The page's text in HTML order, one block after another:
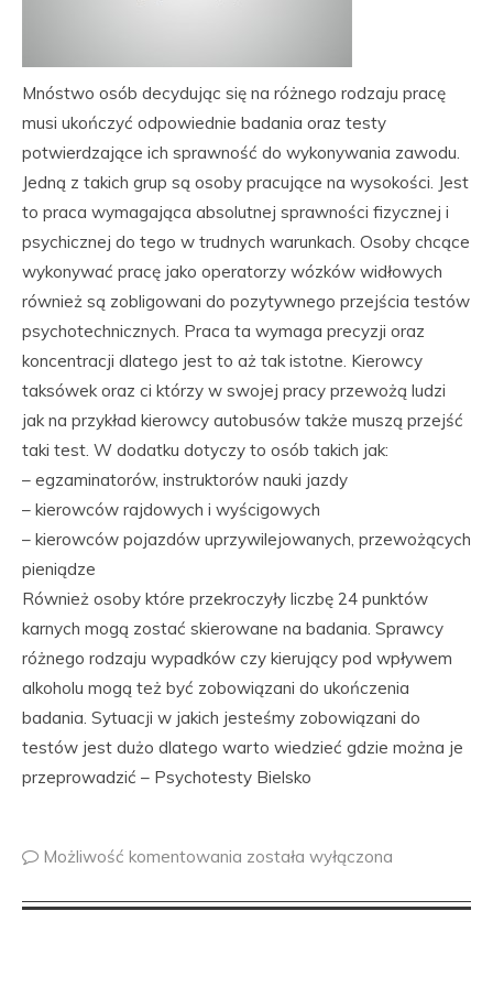
Mnóstwo osób decydując się na różnego rodzaju pracę
musi ukończyć odpowiednie badania oraz testy
potwierdzające ich sprawność do wykonywania zawodu.
Jedną z takich grup są osoby pracujące na wysokości. Jest
to praca wymagająca absolutnej sprawności fizycznej i
psychicznej do tego w trudnych warunkach. Osoby chcące
wykonywać pracę jako operatorzy wózków widłowych
również są zobligowani do pozytywnego przejścia testów
psychotechnicznych. Praca ta wymaga precyzji oraz
koncentracji dlatego jest to aż tak istotne. Kierowcy
taksówek oraz ci którzy w swojej pracy przewożą ludzi
jak na przykład kierowcy autobusów także muszą przejść
taki test. W dodatku dotyczy to osób takich jak:
– egzaminatorów, instruktorów nauki jazdy
– kierowców rajdowych i wyścigowych
– kierowców pojazdów uprzywilejowanych, przewożących
pieniądze
Również osoby które przekroczyły liczbę 24 punktów
karnych mogą zostać skierowane na badania. Sprawcy
różnego rodzaju wypadków czy kierujący pod wpływem
alkoholu mogą też być zobowiązani do ukończenia
badania. Sytuacji w jakich jesteśmy zobowiązani do
testów jest dużo dlatego warto wiedzieć gdzie można je
przeprowadzić – Psychotesty Bielsko
Możliwość komentowania została wyłączona